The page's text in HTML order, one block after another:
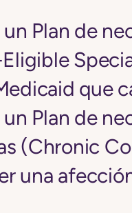
Plan de
que
Plan de
(Chronic
una